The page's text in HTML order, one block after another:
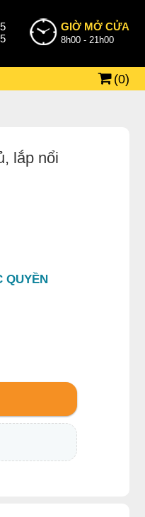
GIỜ MỞ CỬA
8h00 - 21h00
(0)
lắp nổi
QUYỀN